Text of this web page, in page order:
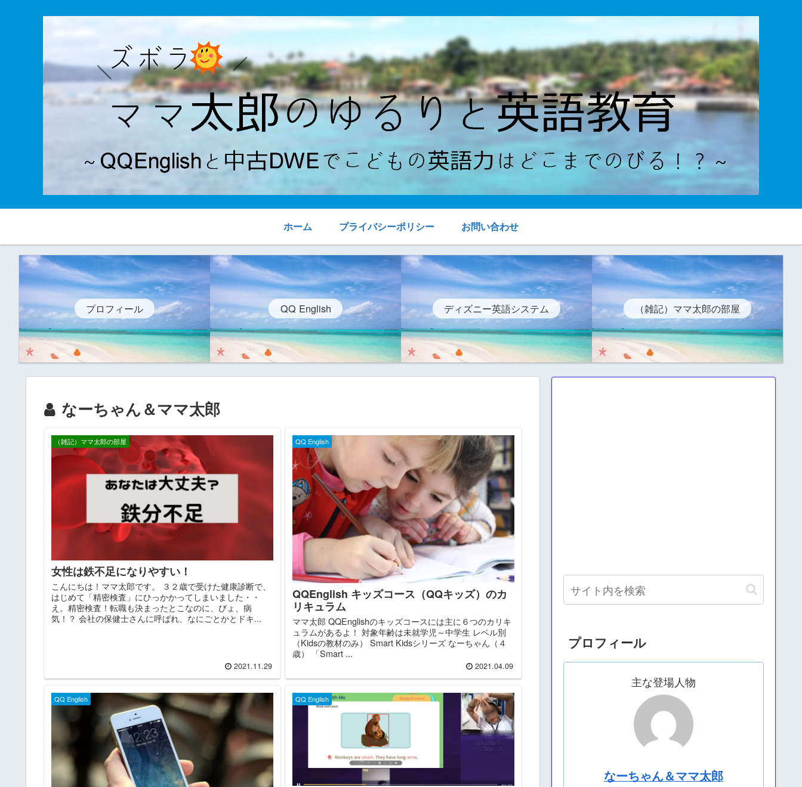
ホーム プライバシーポリシー お問い合わせ
プロフィール QQ English ディズニー英語システム （雑記）ママ太郎の部屋
なーちゃん＆ママ太郎
（雑記）ママ太郎の部屋
女性は鉄不足になりやすい！
こんにちは！ママ太郎です。 ３２歳で受けた健康診断で、
はじめて「精密検査」にひっかかってしまいました・・
え。精密検査！転職も決まったとこなのに、びょ、病
気！？ 会社の保健士さんに呼ばれ、なにごとかとドキ...
2021.11.29
QQ English
QQEnglish キッズコース（QQキッズ）のカ
リキュラム
ママ太郎 QQEnglishのキッズコースには主に６つのカリキ
ュラムがあるよ！ 対象年齢は未就学児～中学生 レベル別
（Kidsの教材のみ） Smart Kidsシリーズ なーちゃん（４
歳） 「Smart ...
2021.04.09
QQ English QQ English
プロフィール
主な登場人物
なーちゃん＆ママ太郎